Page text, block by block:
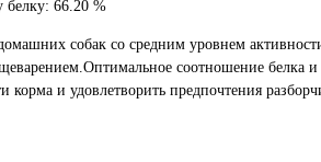
белку: 66.20 %
собак со средним уровнем
соотношение белка
корма и удовлетворить предпочтения